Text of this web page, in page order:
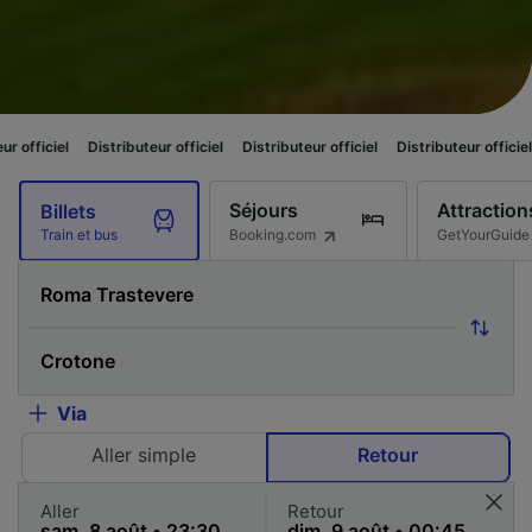
officiel Distributeur officiel Distributeur officiel
Billets
Train et bus
Séjours
Booking.com GetYourGuide
Via
Aller simple
Retour
Aller Retour